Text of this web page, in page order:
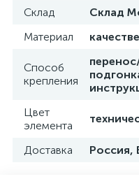
Склад
Склад
Материал
Способ
крепления
Цвет
элемента
Доставка Россия,